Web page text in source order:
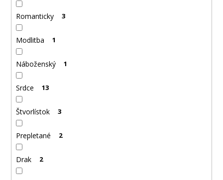
Romanticky 3
Modlitba 1
Náboženský 1
Srdce 13
Štvorlístok 3
Prepletané 2
Drak 2